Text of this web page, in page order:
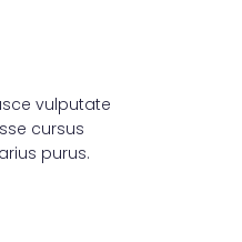
vulputate
cursus
purus.